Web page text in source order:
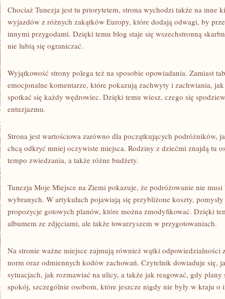
Chociaż Tunezja jest tu priorytetem, strona wychodzi także na inne
wyjazdów z różnych zakątków Europy, które dodają odwagi, by
innymi przygodami. Dzięki temu blog staje się wszechstronną
nie lubią się ograniczać.
Wyjątkowość strony polega też na sposobie opowiadania. Zamiast
emocjonalne komentarze, które pokazują zachwyty i zachwiania,
spotkać się każdy wędrowiec. Dzięki temu wiesz, czego się
entuzjazmu.
Strona jest wartościowa zarówno dla początkujących podróżników,
chcą odkryć mniej oczywiste miejsca. Rodziny z dziećmi znajdą tu
tempo zwiedzania, a także różne budżety.
Tunezja Moje Miejsce na Ziemi pokazuje, że podróżowanie nie
wybranych. W artykułach pojawiają się przybliżone koszty,
propozycje gotowych planów, które można zmodyfikować. Dzięki
albumem ze zdjęciami, ale także towarzyszem w przygotowaniach.
Na stronie ważne miejsce zajmują również wątki odpowiedzialności
norm oraz odmiennych kodów zachowań. Czytelnik dowiaduje się,
sytuacjach, jak rozmawiać na ulicy, a także jak reagować, gdy plany
spokój, szczególnie osobom, które jeszcze nigdy nie były w kraju o